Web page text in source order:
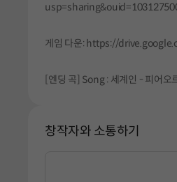
게임 다운: https://
[엔딩 곡] Song : 세계인 - 피
창작자와 소통하기